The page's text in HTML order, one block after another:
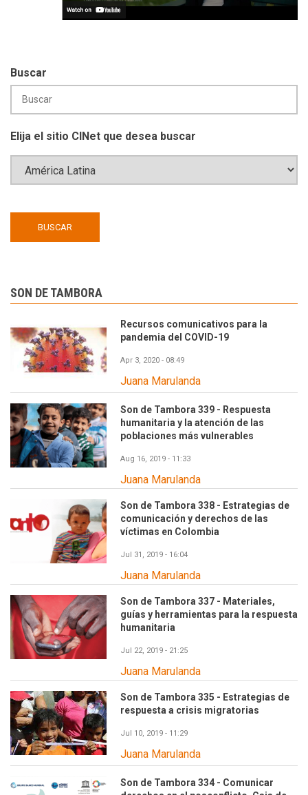
Buscar
Elija el sitio CINet que desea buscar
SON DE TAMBORA
Recursos comunicativos para la
pandemia del COVID-19
Apr 3, 2020 - 08:49
Juana Marulanda
Son de Tambora 339 - Respuesta
humanitaria y la atención de las
poblaciones más vulnerables
Aug 16, 2019 - 11:33
Juana Marulanda
Son de Tambora 338 - Estrategias de
comunicación y derechos de las
víctimas en Colombia
Jul 31, 2019 - 16:04
Juana Marulanda
Son de Tambora 337 - Materiales,
guías y herramientas para la respuesta
humanitaria
Jul 22, 2019 - 21:25
Juana Marulanda
Son de Tambora 335 - Estrategias de
respuesta a crisis migratorias
Jul 10, 2019 - 11:29
Juana Marulanda
Son de Tambora 334 - Comunicar